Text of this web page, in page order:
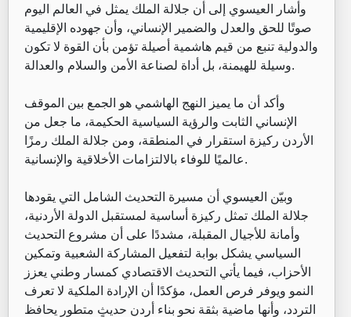
وأشار العيسوي إلى أن جلالة الملك يمثل في العالم اليوم
صوتًا للحق والعدل والضمير الإنساني، وأن جهوده الإقليمية
والدولية تنبع من قيم هاشمية أصيلة تؤمن بأن القوة لا تكون
وسيلة للهيمنة، بل أداة لصناعة الأمن والسلام والعدالة.
وأكد أن ما يميز النهج الهاشمي هو الجمع بين الموقف
الإنساني الثابت والرؤية السياسية الحكيمة، ما جعل من
الأردن ركيزة استقرار في المنطقة، ومن جلالة الملك رمزًا
عالميًا للوفاء بالالتزامات الأخلاقية والإنسانية.
وبيّن العيسوي أن مسيرة التحديث الشامل التي يقودها
جلالة الملك تمثل ركيزة أساسية لمستقبل الدولة الأردنية،
وأمانة للأجيال المقبلة، مشددًا على أن مشروع التحديث
السياسي يشكل بوابة لتفعيل المشاركة الشعبية وتمكين
الأحزاب، فيما يأتي التحديث الاقتصادي كمسار وطني يعزز
النمو ويوفر فرص العمل، مؤكدًا أن الإرادة الملكية لا تعرف
التردد، وأنها ماضية بثقة نحو بناء أردنٍ حديثٍ متطورٍ يحافظ